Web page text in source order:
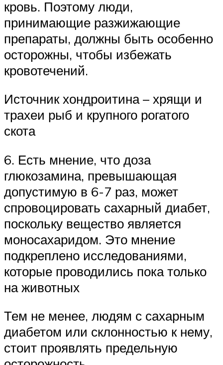
кровь. Поэтому люди,
принимающие разжижающие
препараты, должны быть особенно
осторожны, чтобы избежать
кровотечений.
Источник хондроитина – хрящи и
трахеи рыб и крупного рогатого
скота
6. Есть мнение, что доза
глюкозамина, превышающая
допустимую в 6-7 раз, может
спровоцировать сахарный диабет,
поскольку вещество является
моносахаридом. Это мнение
подкреплено исследованиями,
которые проводились пока только
на животных
Тем не менее, людям с сахарным
диабетом или склонностью к нему,
стоит проявлять предельную